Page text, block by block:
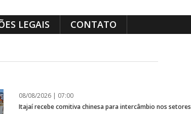
LEGAIS CONTATO
08/08/2026 | 07:00
Itajaí recebe comitiva chinesa para intercâmbio nos setores